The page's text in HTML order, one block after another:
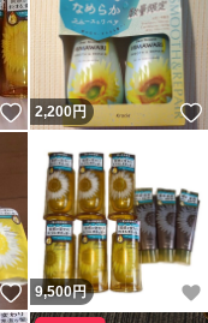
いいね！
2,200円
いいね！
9,500円